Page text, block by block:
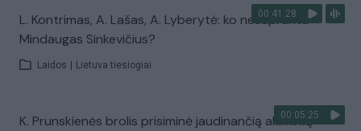
00:41:28
L. Kontrimas, A. Lašas, A. Lyberytė: ko nesupranta
Mindaugas Sinkevičius?
Laidos Lietuva tiesiogiai
00:05:25
K. Prunskienės brolis prisiminė jaudinančią akimirką